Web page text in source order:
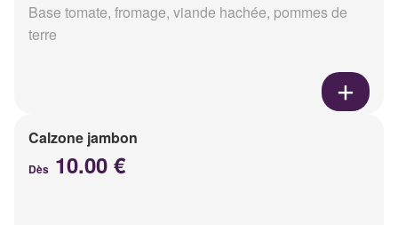
Base tomate, fromage, viande hachée, pommes de
terre
Calzone jambon
Dès 10.00 €